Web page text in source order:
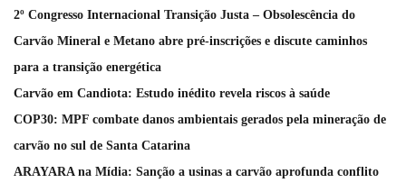
2º Congresso Internacional Transição Justa – Obsolescência do
Carvão Mineral e Metano abre pré-inscrições e discute caminhos
para a transição energética
Carvão em Candiota: Estudo inédito revela riscos à saúde
COP30: MPF combate danos ambientais gerados pela mineração de
carvão no sul de Santa Catarina
ARAYARA na Mídia: Sanção a usinas a carvão aprofunda conflito